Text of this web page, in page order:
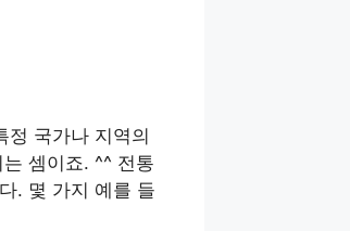
정 국가나 지역의
셈이죠. ^^ 전통
. 몇 가지 예를 들